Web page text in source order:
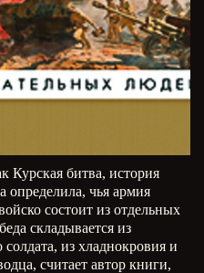
Курская битва, история
определила, чья армия
состоит из отдельных
складывается из
из хладнокровия и
считает автор книги,